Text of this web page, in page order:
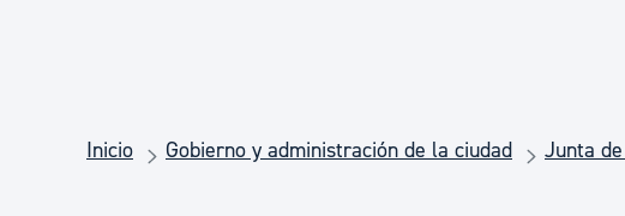
Seguridad ciudadana y emergencias
Inicio Gobierno y administración de la ciudad Junta